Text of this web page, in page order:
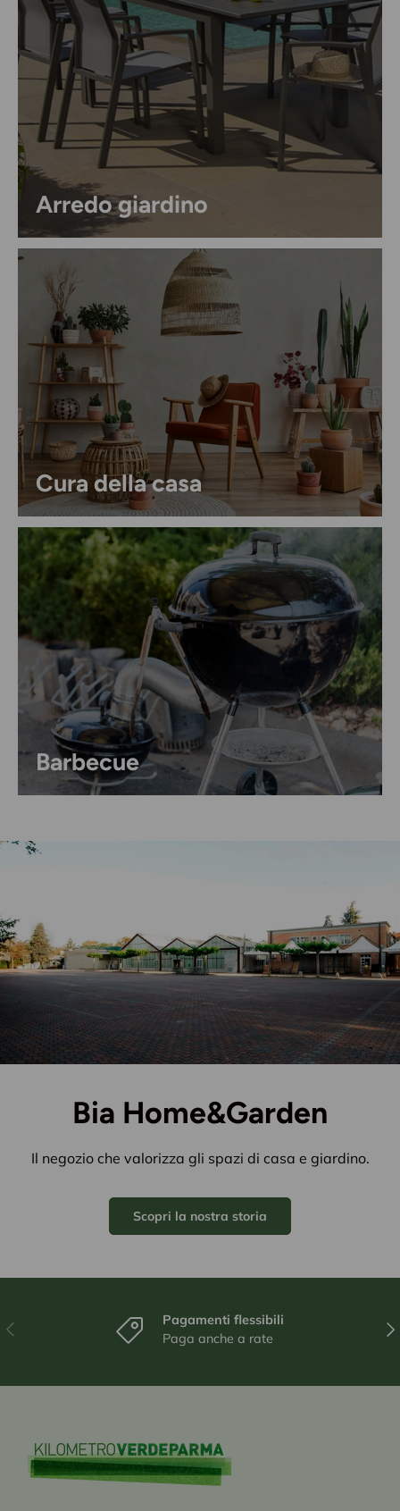
Arredo giardino
Cura della casa
Barbecue
Bia Home&Garden
Il negozio che valorizza gli spazi di casa e giardino.
Scopri la nostra storia
Indietro
Pagamenti flessibili
Paga anche a rate